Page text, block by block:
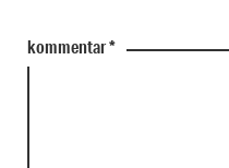
kommentar*